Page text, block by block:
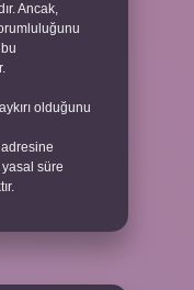
Ancak,
olduğunu
adresine
süre